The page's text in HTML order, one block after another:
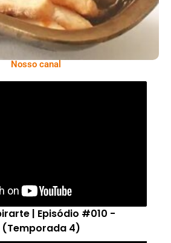
Nosso canal
| Episódio #010 -
4)